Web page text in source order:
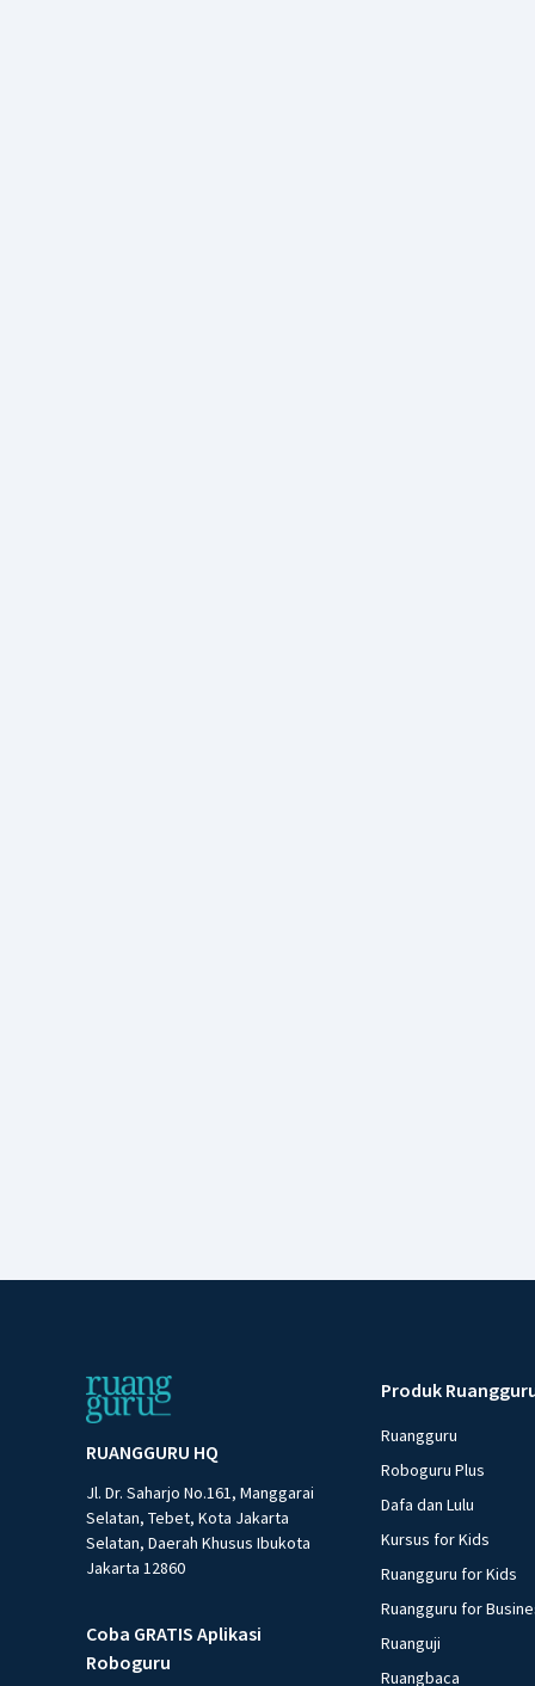
RUANGGURU HQ
Jl. Dr. Saharjo No.161, Manggarai
Selatan, Tebet, Kota Jakarta
Selatan, Daerah Khusus Ibukota
Jakarta 12860
Coba GRATIS Aplikasi
Roboguru
Produk
Ruangguru
Roboguru Plus
Dafa dan Lulu
Kursus for Kids
Ruangguru for Kids
Ruangguru for
Ruanguji
Ruangbaca